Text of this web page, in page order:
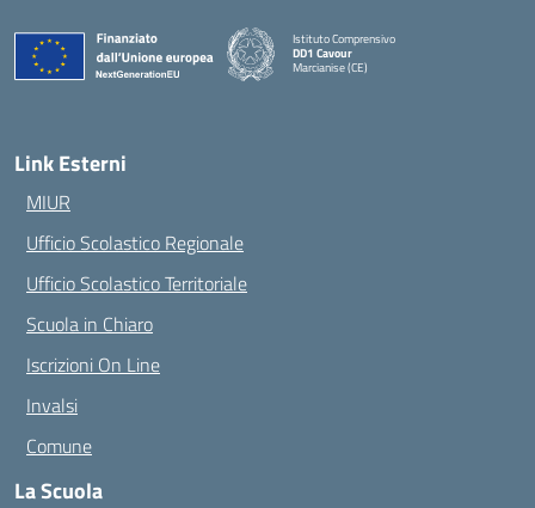
Istituto Comprensivo
DD1 Cavour
Marcianise (CE)
Link Esterni
MIUR
Ufficio Scolastico Regionale
Ufficio Scolastico Territoriale
Scuola in Chiaro
Iscrizioni On Line
Invalsi
Comune
La Scuola